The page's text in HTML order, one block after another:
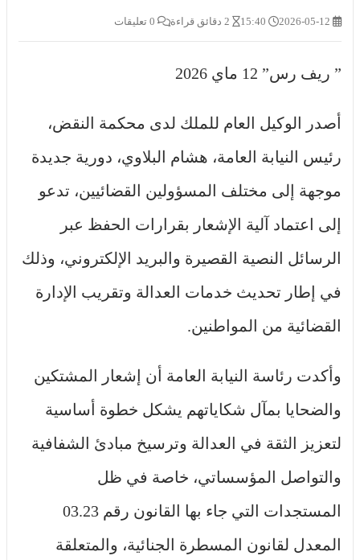
” ريف رس” 12 ماي 2026
أصدر الوكيل العام للملك لدى محكمة النقض،
رئيس النيابة العامة، هشام البلاوي، دورية جديدة
موجهة إلى مختلف المسؤولين القضائيين، تدعو
إلى اعتماد آلية الإشعار بقرارات الحفظ عبر
الرسائل النصية القصيرة والبريد الإلكتروني، وذلك
في إطار تحديث خدمات العدالة وتقريب الإدارة
القضائية من المواطنين.
وأكدت رئاسة النيابة العامة أن إشعار المشتكين
والضحايا بمآل شكاياتهم يشكل خطوة أساسية
لتعزيز الثقة في العدالة وترسيخ مبادئ الشفافية
والتواصل المؤسساتي، خاصة في ظل
المستجدات التي جاء بها القانون رقم 03.23
المعدل لقانون المسطرة الجنائية، والمتعلقة